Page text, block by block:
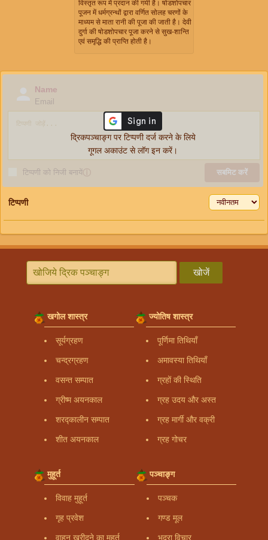
विस्तृत रूप में प्रदान की गयी है। षोडशोपचार
पूजन में धर्मग्रन्थों द्वारा वर्णित सोलह चरणों के
माध्यम से माता रानी की पूजा की जाती है। देवी
दुर्गा की षोडशोपचार पूजा करने से सुख-शान्ति
एवं समृद्धि की प्राप्ति होती है।
Name
Email
टिप्पणी को निजी बनायेंⓘ सबमिट करें
द्रिकपञ्चाङ्ग पर टिप्पणी दर्ज करने के लिये
गूगल अकाउंट से लॉग इन करें।
टिप्पणी
खोजें
खगोल शास्त्र
सूर्यग्रहण
चन्द्रग्रहण
वसन्त सम्पात
ग्रीष्म अयनकाल
शरद्कालीन सम्पात
शीत अयनकाल
ज्योतिष शास्त्र
पूर्णिमा तिथियाँ
अमावस्या तिथियाँ
ग्रहों की स्थिति
ग्रह उदय और अस्त
ग्रह मार्गी और वक्री
ग्रह गोचर
मुहूर्त
विवाह मुहूर्त
गृह प्रवेश
वाहन खरीदने का मुहूर्त
पञ्चाङ्ग
पञ्चक
गण्ड मूल
भद्रा विचार